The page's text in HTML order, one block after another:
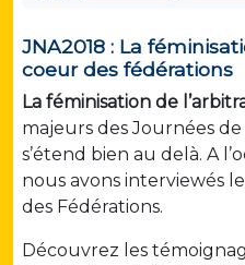
JNA2018 : La
coeur des fédérations
La féminisation de
majeurs des Journées de
s’étend bien au delà. A
nous avons interviewés
des Fédérations.
Découvrez les